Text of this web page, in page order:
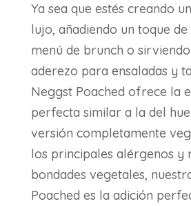
Ya sea que estés creando
lujo, añadiendo un toque
menú de brunch o
aderezo para ensaladas y
Neggst Poached ofrece la
perfecta similar a la del
versión completamente
los principales alérgenos y
bondades vegetales,
Poached es la adición